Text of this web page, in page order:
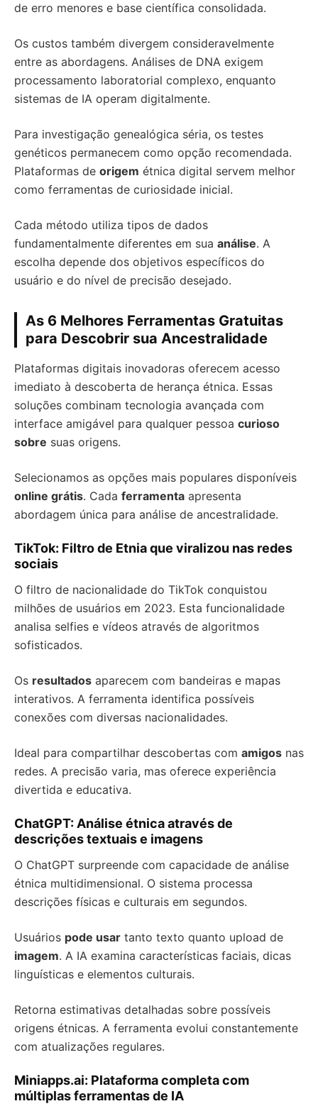
de erro menores e base científica consolidada.
Os custos também divergem consideravelmente
entre as abordagens. Análises de DNA exigem
processamento laboratorial complexo, enquanto
sistemas de IA operam digitalmente.
Para investigação genealógica séria, os testes
genéticos permanecem como opção recomendada.
Plataformas de origem étnica digital servem melhor
como ferramentas de curiosidade inicial.
Cada método utiliza tipos de dados
fundamentalmente diferentes em sua análise. A
escolha depende dos objetivos específicos do
usuário e do nível de precisão desejado.
As 6 Melhores Ferramentas Gratuitas
para Descobrir sua Ancestralidade
Plataformas digitais inovadoras oferecem acesso
imediato à descoberta de herança étnica. Essas
soluções combinam tecnologia avançada com
interface amigável para qualquer pessoa curioso
sobre suas origens.
Selecionamos as opções mais populares disponíveis
online grátis. Cada ferramenta apresenta
abordagem única para análise de ancestralidade.
TikTok: Filtro de Etnia que viralizou nas redes
sociais
O filtro de nacionalidade do TikTok conquistou
milhões de usuários em 2023. Esta funcionalidade
analisa selfies e vídeos através de algoritmos
sofisticados.
Os resultados aparecem com bandeiras e mapas
interativos. A ferramenta identifica possíveis
conexões com diversas nacionalidades.
Ideal para compartilhar descobertas com amigos nas
redes. A precisão varia, mas oferece experiência
divertida e educativa.
ChatGPT: Análise étnica através de
descrições textuais e imagens
O ChatGPT surpreende com capacidade de análise
étnica multidimensional. O sistema processa
descrições físicas e culturais em segundos.
Usuários pode usar tanto texto quanto upload de
imagem. A IA examina características faciais, dicas
linguísticas e elementos culturais.
Retorna estimativas detalhadas sobre possíveis
origens étnicas. A ferramenta evolui constantemente
com atualizações regulares.
Miniapps.ai: Plataforma completa com
múltiplas ferramentas de IA